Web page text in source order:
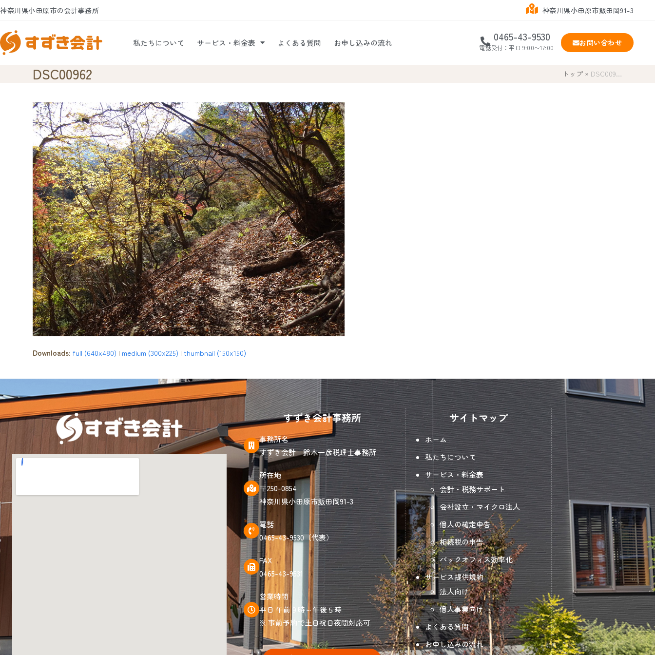
Skip
content
神奈川県小田原市の会計事務所 神奈川県小田原市飯田岡91-3
私たちについて サービス・料金表 よくある質問 お申し込みの流れ 0465-43-9530
電話受付：平日 9:00〜17:00 お問い合わせ
DSC00962 トップ» DSC009…
Downloads:full (640x480) | medium (300x225) |thumbnail (150x150)
すずき会計事務所
事務所名
すずき会計 鈴木一彦税理士事務所
所在地
〒250-0854
神奈川県小田原市飯田岡91-3
電話
0465-43-9530（代表）
FAX
0465-43-9531
営業時間
平日 午前９時～午後５時
※ 事前予約で土日祝日夜間対応可
サイトマップ
ホーム
私たちについて
サービス・料金表
会計・税務サポート
会社設立・マイクロ法人
個人の確定申告
相続税の申告
バックオフィス効率化
サービス提供規約
法人向け
個人事業向け
よくある質問
お申し込みの流れ